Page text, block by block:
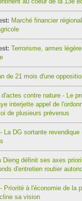
Marché financier
Terrorisme, armes
de 21 mois d'une
contre nature - Le
interjette appel de
de plusieurs prévenus
La DG sortante
Dieng définit ses axes
d'entretien routier
Priorité à l'économie de la
sa vision